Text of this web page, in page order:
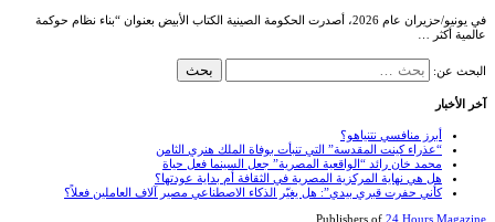
في يونيو/حزيران عام 2026، أصدرت الحكومة الصينية الكتاب الأبيض بعنوان “بناء نظام حوكمة
عالمية أكثر …
البحث عن:
آخر الأخبار
أبرز منافسي نتنياهو؟
“عذراء كينت المقدسة” التي تنبأت بوفاة الملك هنري الثامن
محمد خان رائد “الواقعية المصرية” جعل السينما فعل حياة
هل هي نهاية المركزية المصرية في الثقافة أم بداية عودتها؟
كأني حفرت قبري بيدي”: هل يغيّر الذكاء الاصطناعي مصير آلاف العاملين فعلاً؟
Publishers of 24 Hours Magazine